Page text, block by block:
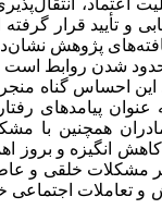
و تأیید قرار گرفته
پژوهش
شدن روابط است
این احساس گناه
پیامدهای
همچنین با
انگیزه و بروز
خلقی و
اجتماعی